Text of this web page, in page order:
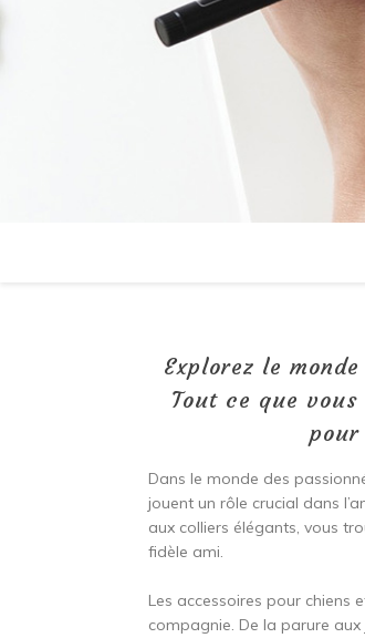
Explorez le
Tout ce que
Dans le monde des
jouent un rôle crucial dans
aux colliers élégants, vous
fidèle ami.
Les accessoires pour chiens
compagnie. De la parure